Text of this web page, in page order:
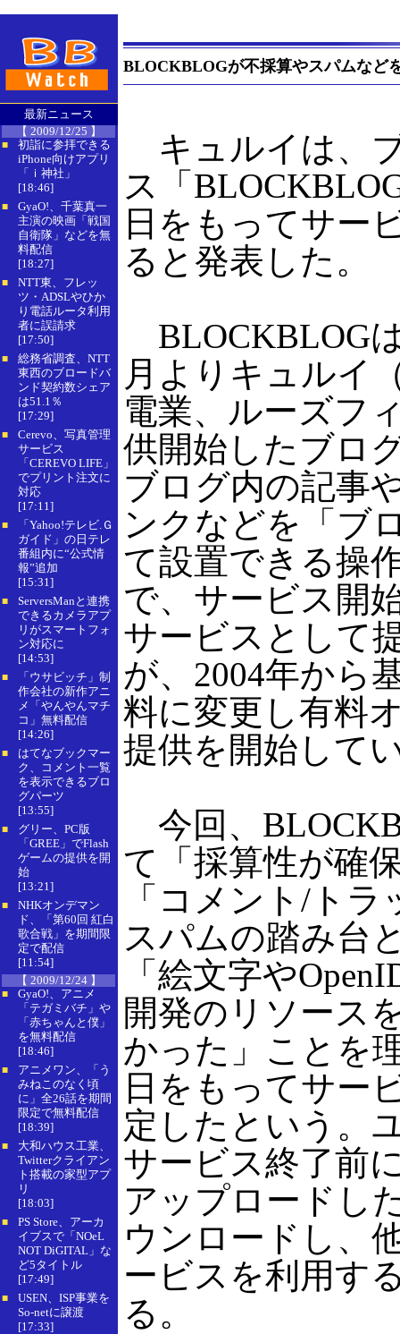
最新ニュース
【 2009/12/25 】
■
初詣に参拝できる
iPhone向けアプリ
「ｉ神社」
[18:46]
■
GyaO!、千葉真一
主演の映画「戦国
自衛隊」などを無
料配信
[18:27]
■
NTT東、フレッ
ツ・ADSLやひか
り電話ルータ利用
者に誤請求
[17:50]
■
総務省調査、NTT
東西のブロードバ
ンド契約数シェア
は51.1％
[17:29]
■
Cerevo、写真管理
サービス
「CEREVO LIFE」
でプリント注文に
対応
[17:11]
■
「Yahoo!テレビ.Ｇ
ガイド」の日テレ
番組内に“公式情
報”追加
[15:31]
■
ServersManと連携
できるカメラアプ
リがスマートフォ
ン対応に
[14:53]
■
「ウサビッチ」制
作会社の新作アニ
メ「やんやんマチ
コ」無料配信
[14:26]
■
はてなブックマー
ク、コメント一覧
を表示できるブロ
グパーツ
[13:55]
■
グリー、PC版
「GREE」でFlash
ゲームの提供を開
始
[13:21]
■
NHKオンデマン
ド、「第60回 紅白
歌合戦」を期間限
定で配信
[11:54]
【 2009/12/24 】
■
GyaO!、アニメ
「テガミバチ」や
「赤ちゃんと僕」
を無料配信
[18:46]
■
アニメワン、「う
みねこのなく頃
に」全26話を期間
限定で無料配信
[18:39]
■
大和ハウス工業、
Twitterクライアン
ト搭載の家型アプ
リ
[18:03]
■
PS Store、アーカ
イブスで「NOeL
NOT DiGITAL」な
ど5タイトル
[17:49]
■
USEN、ISP事業を
So-netに譲渡
[17:33]
BLOCKBLOGが不採算やスパムなど
キュルイは、
ス「
日をもってサー
ると発表した。
BLOCKBLOG
月よりキュルイ
電業、ルーズフ
供開始したブロ
ブログ内の記事
ンクなどを「ブ
て設置できる操
で、サービス開
サービスとして
が、2004年から
料に変更し有料
提供を開始して
今回、
て「採算性が確
「コメント/ト
スパムの踏み台
「絵文字や
開発のリソース
かった」ことを
日をもってサー
定したという。
サービス終了前
アップロードし
ウンロードし、
ービスを利用す
る。